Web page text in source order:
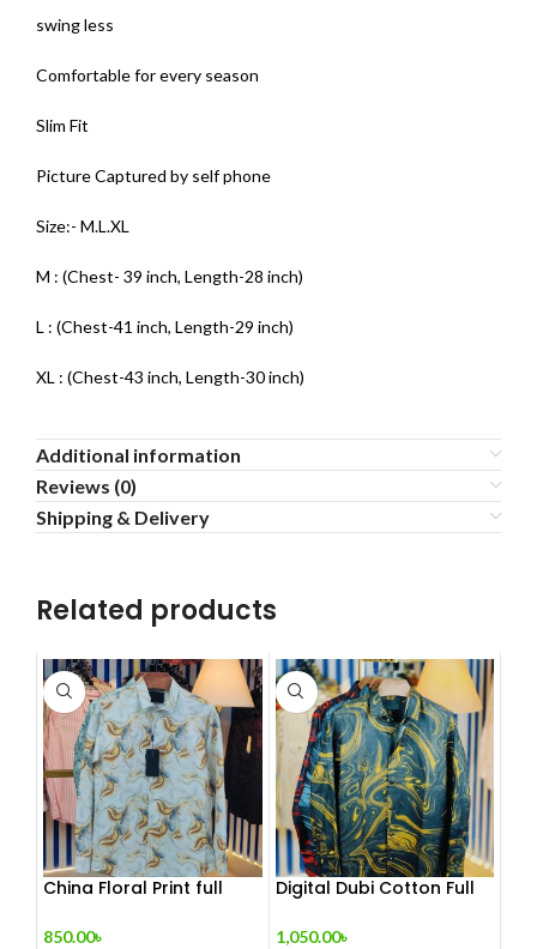
swing less
Comfortable for every season
Slim Fit
Picture Captured by self phone
Size:- M.L.XL
M : (Chest- 39 inch, Length-28 inch)
L : (Chest-41 inch, Length-29 inch)
XL : (Chest-43 inch, Length-30 inch)
Additional information
Reviews (0)
Shipping & Delivery
Related products
China Floral Print full
850.00৳
Digital Dubi Cotton Full
1,050.00৳